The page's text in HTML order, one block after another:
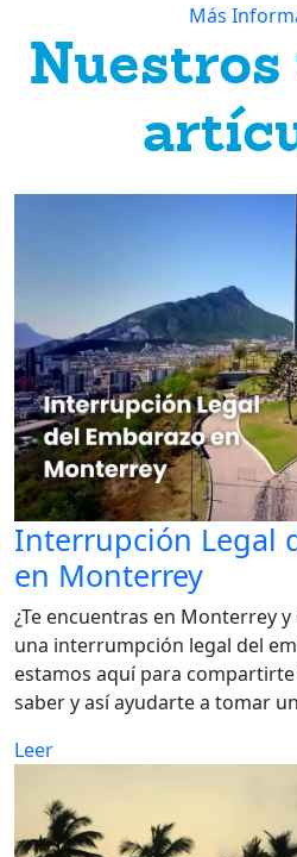
Más
Interrupción Legal
en Monterrey
¿Te encuentras en Monterrey
una interrumpción legal del
estamos aquí para
saber y así ayudarte a tomar
Leer